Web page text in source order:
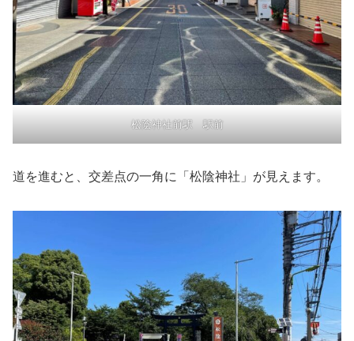
松陰神社前駅 駅前
道を進むと、交差点の一角に「松陰神社」が見えます。